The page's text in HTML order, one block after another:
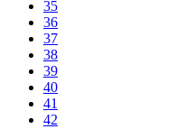
35
36
37
38
39
40
41
42